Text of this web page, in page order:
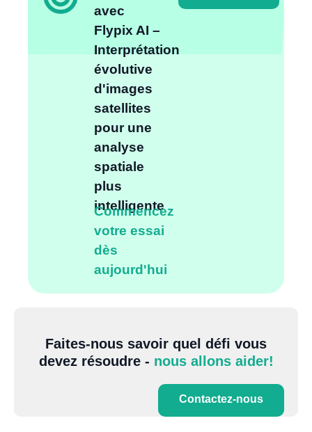
avec
Flypix AI –
Interprétation
évolutive
d'images
satellites
pour une
analyse
spatiale
plus
intelligente
Commencez
votre essai
dès
aujourd'hui
Faites-nous savoir quel défi vous
devez résoudre - nous allons aider!
Contactez-nous